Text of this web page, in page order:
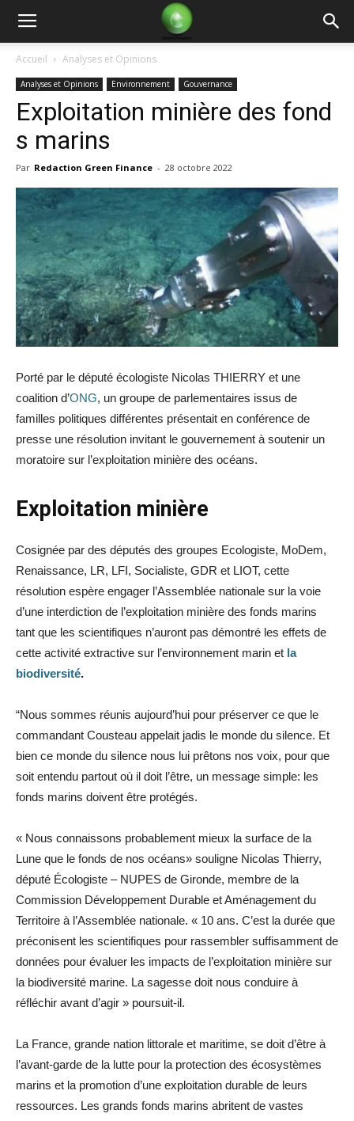
Green
Finance
Accueil Analyses et Opinions
Analyses et Opinions Environnement Gouvernance
Exploitation minière des fond
s marins
Par Redaction Green Finance - 28 octobre 2022
Porté par le député écologiste Nicolas THIERRY et une
coalition d’ONG, un groupe de parlementaires issus de
familles politiques différentes présentait en conférence de
presse une résolution invitant le gouvernement à soutenir un
moratoire sur l’exploitation minière des océans.
Exploitation minière
Cosignée par des députés des groupes Ecologiste, MoDem,
Renaissance, LR, LFI, Socialiste, GDR et LIOT, cette
résolution espère engager l’Assemblée nationale sur la voie
d’une interdiction de l’exploitation minière des fonds marins
tant que les scientifiques n’auront pas démontré les effets de
cette activité extractive sur l’environnement marin et la
biodiversité.
“Nous sommes réunis aujourd’hui pour préserver ce que le
commandant Cousteau appelait jadis le monde du silence. Et
bien ce monde du silence nous lui prêtons nos voix, pour que
soit entendu partout où il doit l’être, un message simple: les
fonds marins doivent être protégés.
« Nous connaissons probablement mieux la surface de la
Lune que le fonds de nos océans» souligne Nicolas Thierry,
député Écologiste – NUPES de Gironde, membre de la
Commission Développement Durable et Aménagement du
Territoire à l’Assemblée nationale. « 10 ans. C’est la durée que
préconisent les scientifiques pour rassembler suffisamment de
données pour évaluer les impacts de l’exploitation minière sur
la biodiversité marine. La sagesse doit nous conduire à
réfléchir avant d’agir » poursuit-il.
La France, grande nation littorale et maritime, se doit d’être à
l’avant-garde de la lutte pour la protection des écosystèmes
marins et la promotion d’une exploitation durable de leurs
ressources. Les grands fonds marins abritent de vastes